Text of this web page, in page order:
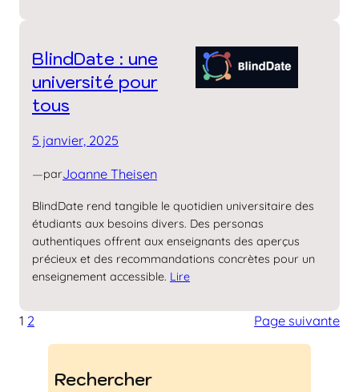
BlindDate : une
université pour
tous
5 janvier, 2025
—parJoanne Theisen
BlindDate rend tangible le quotidien universitaire des
étudiants aux besoins divers. Des personas
authentiques offrent aux enseignants des aperçus
précieux et des recommandations concrètes pour un
enseignement accessible. Lire
1 2 Page suivante
Rechercher